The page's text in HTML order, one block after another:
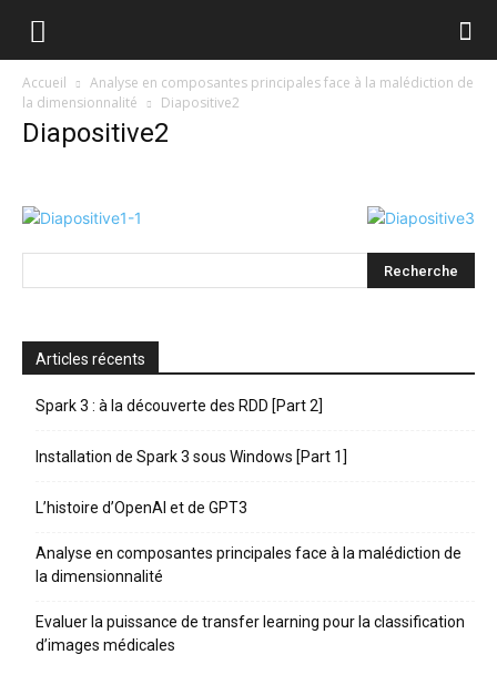
Pensée
Artificielle
Accueil
Analyse en composantes principales face à la malédiction de
la dimensionnalité
Diapositive2
Diapositive2
Articles récents
Spark 3 : à la découverte des RDD [Part 2]
Installation de Spark 3 sous Windows [Part 1]
L’histoire d’OpenAI et de GPT3
Analyse en composantes principales face à la malédiction de
la dimensionnalité
Evaluer la puissance de transfer learning pour la classification
d’images médicales